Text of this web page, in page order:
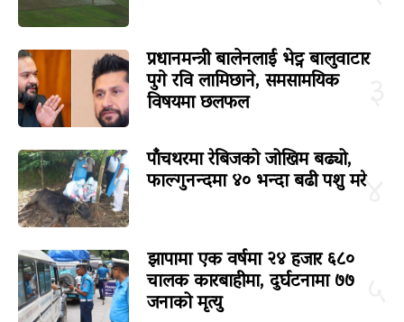
प्रधानमन्त्री बालेनलाई भेट्न बालुवाटार
पुगे रवि लामिछाने, समसामयिक
विषयमा छलफल
४
पाँचथरमा रेबिजको जोखिम बढ्यो,
फाल्गुनन्दमा ४० भन्दा बढी पशु मरे
झापामा एक वर्षमा २४ हजार ६८०
चालक कारबाहीमा, दुर्घटनामा ७७
जनाको मृत्यु